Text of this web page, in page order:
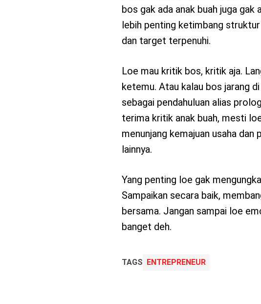
bos gak ada anak buah juga
lebih penting ketimbang struktur
dan target terpenuhi.
Loe mau kritik bos, kritik aja.
ketemu. Atau kalau bos jarang
sebagai pendahuluan alias
terima kritik anak buah, mesti
menunjang kemajuan usaha
lainnya.
Yang penting loe gak
Sampaikan secara baik,
bersama. Jangan sampai loe
banget deh.
TAGS ENTREPRENEUR